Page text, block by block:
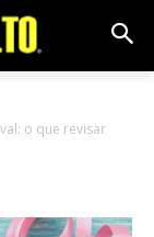
o que revisar